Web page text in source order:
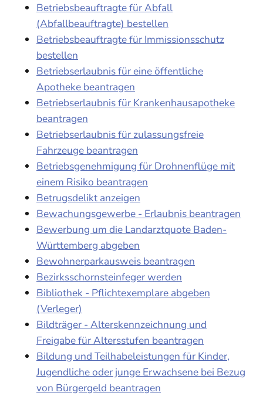
Betriebsbeauftragte für Abfall
(Abfallbeauftragte) bestellen
Betriebsbeauftragte für Immissionsschutz
bestellen
Betriebserlaubnis für eine öffentliche
Apotheke beantragen
Betriebserlaubnis für Krankenhausapotheke
beantragen
Betriebserlaubnis für zulassungsfreie
Fahrzeuge beantragen
Betriebsgenehmigung für Drohnenflüge mit
einem Risiko beantragen
Betrugsdelikt anzeigen
Bewachungsgewerbe - Erlaubnis beantragen
Bewerbung um die Landarztquote Baden-
Württemberg abgeben
Bewohnerparkausweis beantragen
Bezirksschornsteinfeger werden
Bibliothek - Pflichtexemplare abgeben
(Verleger)
Bildträger - Alterskennzeichnung und
Freigabe für Altersstufen beantragen
Bildung und Teilhabeleistungen für Kinder,
Jugendliche oder junge Erwachsene bei Bezug
von Bürgergeld beantragen